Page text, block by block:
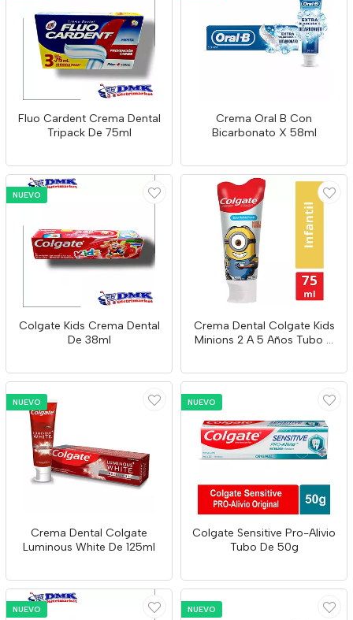
Fluo Cardent Crema Dental
Tripack De 75ml
Crema Oral B Con
Bicarbonato X 58ml
NUEVO
Colgate Kids Crema Dental
De 38ml
Crema Dental Colgate Kids
Minions 2 A 5 Años Tubo X
NUEVO
Crema Dental Colgate
Luminous White De 125ml
NUEVO
Colgate Sensitive Pro-Alivio
Tubo De 50g
NUEVO NUEVO